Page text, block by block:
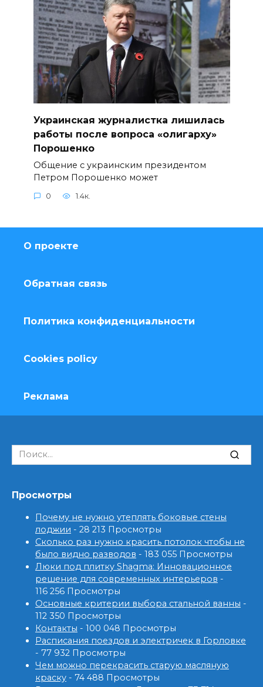
Украинская журналистка лишилась
работы после вопроса «олигарху»
Порошенко
Общение с украинским президентом
Петром Порошенко может
0 1.4к.
О проекте
Обратная связь
Политика конфиденциальности
Cookies policy
Реклама
Search
for:
Просмотры
Почему не нужно утеплять боковые стены
лоджии - 28 213 Просмотры
Сколько раз нужно красить потолок чтобы не
было видно разводов - 183 055 Просмотры
Люки под плитку Shagma: Инновационное
решение для современных интерьеров -
116 256 Просмотры
Основные критерии выбора стальной ванны -
112 350 Просмотры
Контакты - 100 048 Просмотры
Расписания поездов и электричек в Горловке
- 77 932 Просмотры
Чем можно перекрасить старую масляную
краску - 74 488 Просмотры